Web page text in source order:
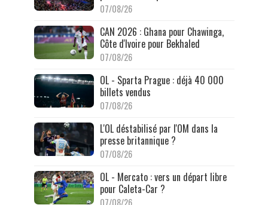
07/08/26
CAN 2026 : Ghana pour Chawinga,
Côte d'Ivoire pour Bekhaled
07/08/26
OL - Sparta Prague : déjà 40 000
billets vendus
07/08/26
L'OL déstabilisé par l'OM dans la
presse britannique ?
07/08/26
OL - Mercato : vers un départ libre
pour Caleta-Car ?
07/08/26